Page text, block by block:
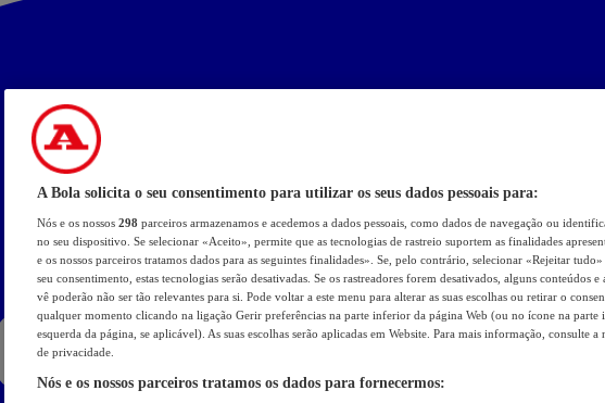
A Bola solicita o seu consentimento para utilizar os seus dados pessoais para:
Nós e os nossos 298 parceiros armazenamos e acedemos a dados pessoais, como dados de navegação ou
no seu dispositivo. Se selecionar «Aceito», permite que as tecnologias de rastreio suportem as finalidades
e os nossos parceiros tratamos dados para as seguintes finalidades». Se, pelo contrário, selecionar «Rejeitar
seu consentimento, estas tecnologias serão desativadas. Se os rastreadores forem desativados, alguns conteúdos e
vê poderão não ser tão relevantes para si. Pode voltar a este menu para alterar as suas escolhas ou retirar o
qualquer momento clicando na ligação Gerir preferências na parte inferior da página Web (ou no ícone na parte
esquerda da página, se aplicável). As suas escolhas serão aplicadas em Website. Para mais informação, consulte a
de privacidade.
Nós e os nossos parceiros tratamos os dados para fornecermos: